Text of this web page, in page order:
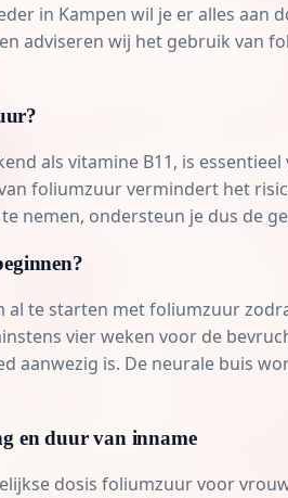
in Kampen wil je er alles
adviseren wij het gebruik van
als vitamine B11, is
foliumzuur vermindert het
nemen, ondersteun je dus de
al te starten met foliumzuur
vier weken voor de
aanwezig is. De neurale buis
en duur van inname
dosis foliumzuur voor